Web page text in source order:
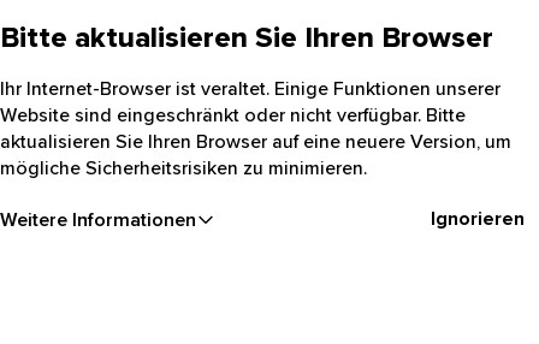
Bitte aktualisieren Sie Ihren Browser
Ihr Internet-Browser ist veraltet. Einige Funktionen unserer
Website sind eingeschränkt oder nicht verfügbar. Bitte
aktualisieren Sie Ihren Browser auf eine neuere Version, um
mögliche Sicherheitsrisiken zu minimieren.
Weitere Informationen Ignorieren